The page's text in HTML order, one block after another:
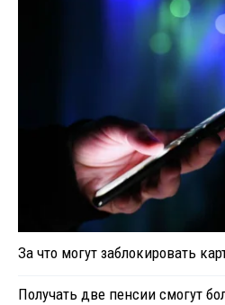
За что могут заблокировать
Получать две пенсии смогут